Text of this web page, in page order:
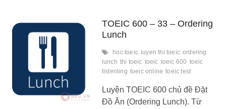
Cooking
as
career
TOEIC 600 – 33 – Ordering
Lunch
hoc toeic luyen thi toeic ordering
lunch thi toeic toeic toeic 600 toeic
listenling toeic online toeic test
Luyện TOEIC 600 chủ đề Đặt
Đồ Ăn (Ordering Lunch). Từ